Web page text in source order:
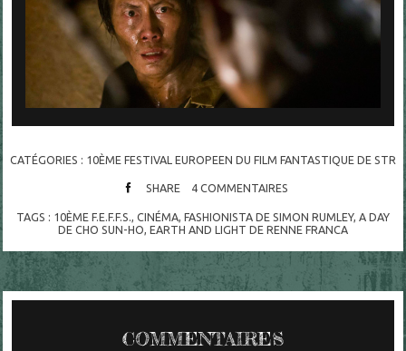
CATÉGORIES : 10ÈME FESTIVAL EUROPEEN DU FILM FANTASTIQUE DE STR
SHARE 4 COMMENTAIRES
TAGS : 10ÈME F.E.F.F.S., CINÉMA, FASHIONISTA DE SIMON RUMLEY, A DAY
DE CHO SUN-HO, EARTH AND LIGHT DE RENNE FRANCA
COMMENTAIRES